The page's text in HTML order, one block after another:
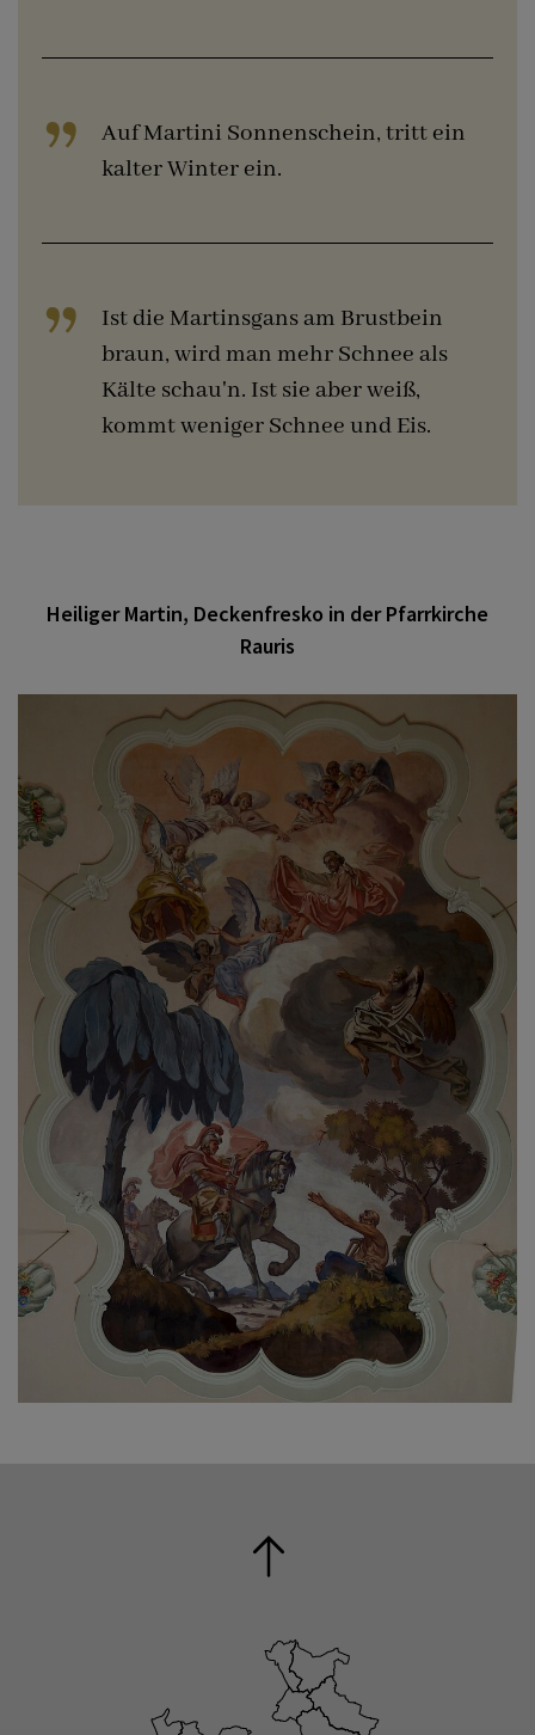
Auf Martini Sonnenschein, tritt ein
kalter Winter ein.
Ist die Martinsgans am Brustbein
braun, wird man mehr Schnee als
Kälte schau'n. Ist sie aber weiß,
kommt weniger Schnee und Eis.
Heiliger Martin, Deckenfresko in der Pfarrkirche
Rauris